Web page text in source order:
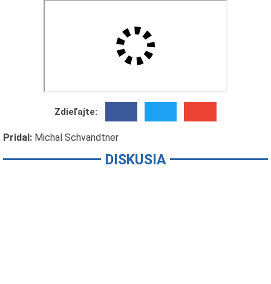
Zdieľajte:
Pridal: Michal Schvandtner
DISKUSIA